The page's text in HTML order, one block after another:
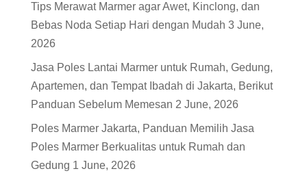
Tips Merawat Marmer agar Awet, Kinclong, dan
Bebas Noda Setiap Hari dengan Mudah 3 June,
2026
Jasa Poles Lantai Marmer untuk Rumah, Gedung,
Apartemen, dan Tempat Ibadah di Jakarta, Berikut
Panduan Sebelum Memesan 2 June, 2026
Poles Marmer Jakarta, Panduan Memilih Jasa
Poles Marmer Berkualitas untuk Rumah dan
Gedung 1 June, 2026